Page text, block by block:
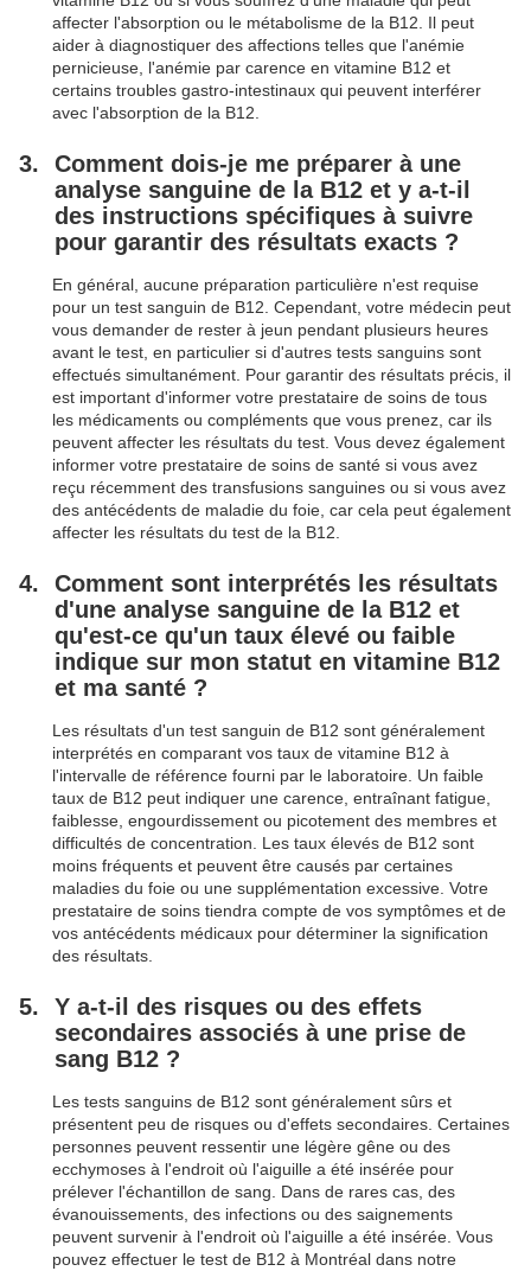
affecter l'absorption ou le métabolisme de la B12. Il peut
aider à diagnostiquer des affections telles que l'anémie
pernicieuse, l'anémie par carence en vitamine B12 et
certains troubles gastro-intestinaux qui peuvent interférer
avec l'absorption de la B12.
Comment dois-je me préparer à une
analyse sanguine de la B12 et y a-t-il
des instructions spécifiques à suivre
pour garantir des résultats exacts ?
En général, aucune préparation particulière n'est requise
pour un test sanguin de B12. Cependant, votre médecin peut
vous demander de rester à jeun pendant plusieurs heures
avant le test, en particulier si d'autres tests sanguins sont
effectués simultanément. Pour garantir des résultats précis, il
est important d'informer votre prestataire de soins de tous
les médicaments ou compléments que vous prenez, car ils
peuvent affecter les résultats du test. Vous devez également
informer votre prestataire de soins de santé si vous avez
reçu récemment des transfusions sanguines ou si vous avez
des antécédents de maladie du foie, car cela peut également
affecter les résultats du test de la B12.
Comment sont interprétés les résultats
d'une analyse sanguine de la B12 et
qu'est-ce qu'un taux élevé ou faible
indique sur mon statut en vitamine B12
et ma santé ?
Les résultats d'un test sanguin de B12 sont généralement
interprétés en comparant vos taux de vitamine B12 à
l'intervalle de référence fourni par le laboratoire. Un faible
taux de B12 peut indiquer une carence, entraînant fatigue,
faiblesse, engourdissement ou picotement des membres et
difficultés de concentration. Les taux élevés de B12 sont
moins fréquents et peuvent être causés par certaines
maladies du foie ou une supplémentation excessive. Votre
prestataire de soins tiendra compte de vos symptômes et de
vos antécédents médicaux pour déterminer la signification
des résultats.
Y a-t-il des risques ou des effets
secondaires associés à une prise de
sang B12 ?
Les tests sanguins de B12 sont généralement sûrs et
présentent peu de risques ou d'effets secondaires. Certaines
personnes peuvent ressentir une légère gêne ou des
ecchymoses à l'endroit où l'aiguille a été insérée pour
prélever l'échantillon de sang. Dans de rares cas, des
évanouissements, des infections ou des saignements
peuvent survenir à l'endroit où l'aiguille a été insérée. Vous
pouvez effectuer le test de B12 à Montréal dans notre